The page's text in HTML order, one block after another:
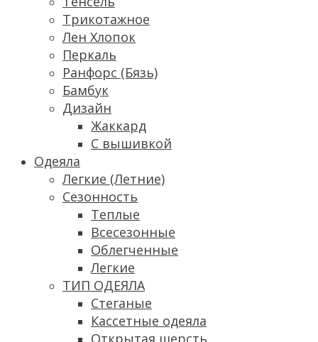
Трикотажное
Лен Хлопок
Перкаль
Ранфорс (Бязь)
Бамбук
Дизайн
Жаккард
С вышивкой
Одеяла
Легкие (Летние)
Сезонность
Теплые
Всесезонные
Облегченные
Легкие
ТИП ОДЕЯЛА
Стеганые
Кассетные одеяла
Открытая шерсть